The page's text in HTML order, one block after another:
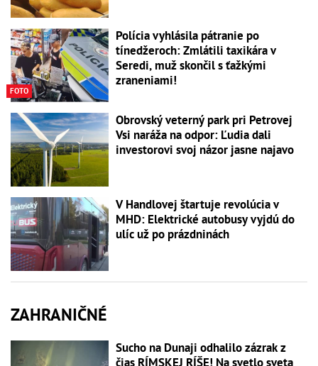
FOTO
Polícia vyhlásila pátranie po
tínedžeroch: Zmlátili taxikára v
Seredi, muž skončil s ťažkými
zraneniami!
Obrovský veterný park pri Petrovej
Vsi naráža na odpor: Ľudia dali
investorovi svoj názor jasne najavo
V Handlovej štartuje revolúcia v
MHD: Elektrické autobusy vyjdú do
ulíc už po prázdninách
ZAHRANIČNÉ
Sucho na Dunaji odhalilo zázrak z
čias RÍMSKEJ RÍŠE! Na svetlo sveta